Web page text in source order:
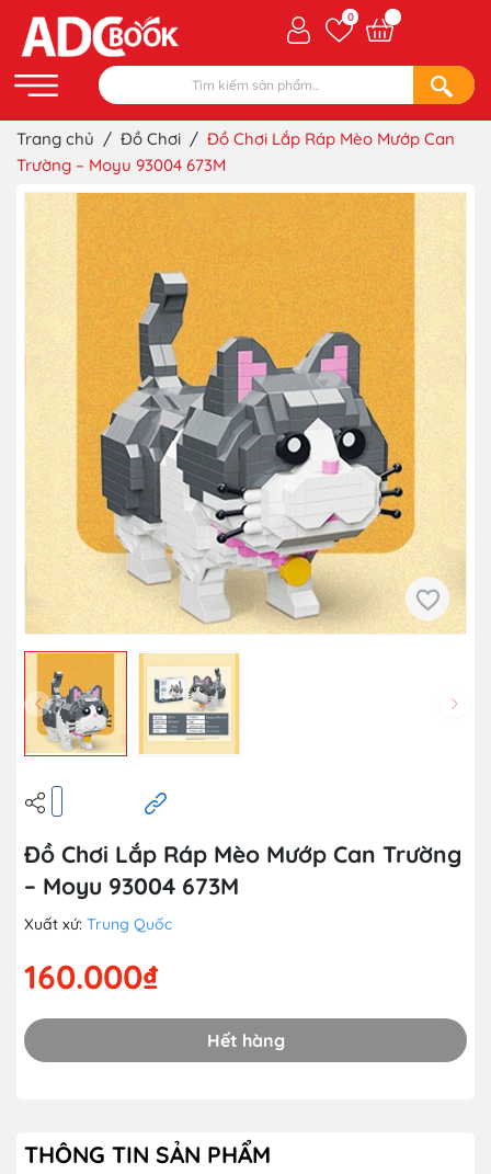
0
Trang chủ / Đồ Chơi / Đồ Chơi Lắp Ráp Mèo Mướp Can
Trường – Moyu 93004 673M
Đồ Chơi Lắp Ráp Mèo Mướp Can Trường
– Moyu 93004 673M
Xuất xứ: Trung Quốc
160.000₫
Hết hàng
THÔNG TIN SẢN PHẨM